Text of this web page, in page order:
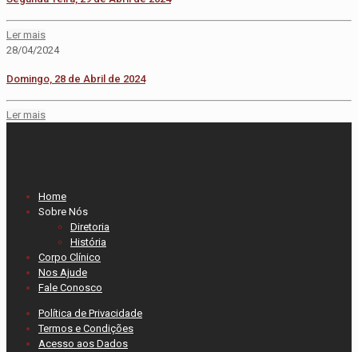
Ler mais
28/04/2024
Domingo, 28 de Abril de 2024
Ler mais
Home
Sobre Nós
Diretoria
História
Corpo Clínico
Nos Ajude
Fale Conosco
Política de Privacidade
Termos e Condições
Acesso aos Dados